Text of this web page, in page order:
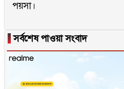
পয়সা।
▐সর্বশেষ পাওয়া সংবাদ